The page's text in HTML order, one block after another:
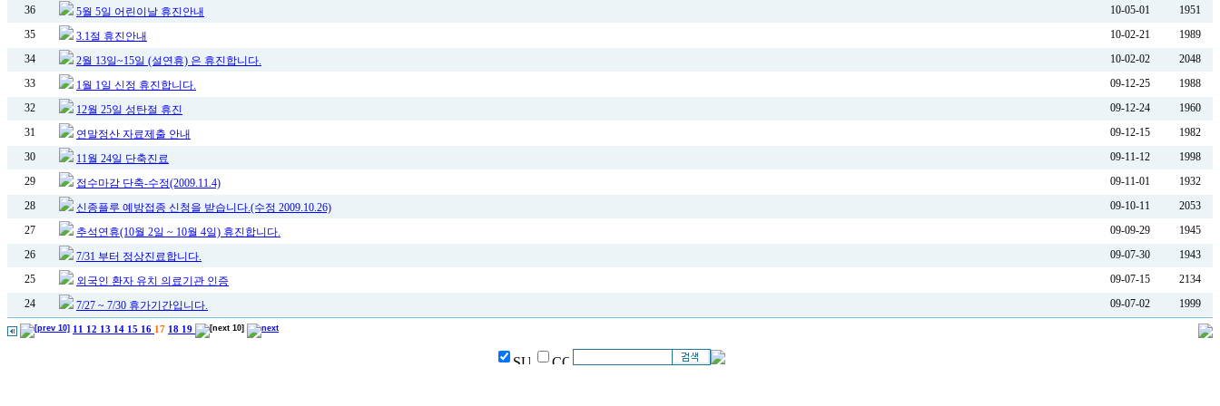
36 5월 5일 어린이날 휴진안내 10-05-01
1951
35
3.1절 휴진안내 10-02-21
1989
34
2월 13일~15일 (설연휴) 은 휴진합니다. 10-02-02
2048
33
1월 1일 신정 휴진합니다. 09-12-25
1988
32
12월 25일 성탄절 휴진 09-12-24
1960
31
연말정산 자료제출 안내 09-12-15
1982
30
11월 24일 단축진료 09-11-12
1998
29
접수마감 단축-수정(2009.11.4) 09-11-01
1932
28
신종플루 예방접종 신청을 받습니다.(수정 2009.10.26) 09-10-11
2053
27
추석연휴(10월 2일 ~ 10월 4일) 휴진합니다. 09-09-29
1945
26
7/31 부터 정상진료합니다. 09-07-30
1943
25
외국인 환자 유치 의료기관 인증 09-07-15
2134
24
7/27 ~ 7/30 휴가기간입니다. 09-07-02 1999
11 12 13 14 15 16 17 18 19